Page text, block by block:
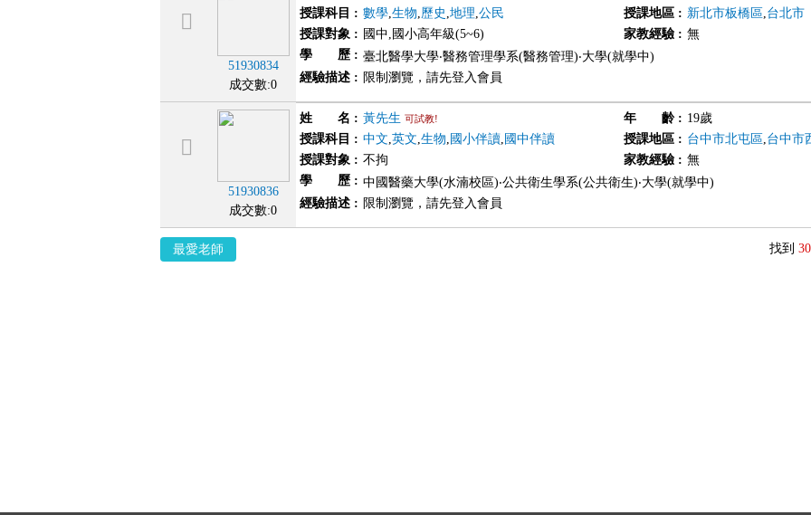
51930834
成交數:0
授課科目 : 數學,生物,歷史 ,地理,公民 授課地區: 新北市板橋區,台北市
授課對象 : 國中,國小高年級(5~6) 家教經驗: 無
學 歷 : 臺北醫學大學‧醫務管理學系(醫務管理)‧大學(就學中)
經驗描述 : 限制瀏覽，請先登入會員
51930836
成交數:0
姓 名 : 黃先生 可試教! 年 齡: 19歲
授課科目 : 中文,英文,生物, 國小伴讀, 國中伴讀 授課地區: 台中市北屯區,台中市
授課對象 : 不拘 家教經驗: 無
學 歷 : 中國醫藥大學(水湳校區)‧公共衛生學系(公共衛生)‧大學(就學中)
經驗描述 : 限制瀏覽，請先登入會員
最愛老師 找到